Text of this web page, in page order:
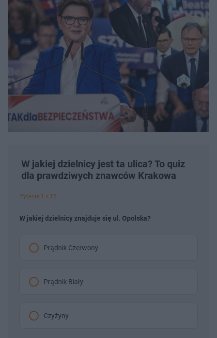
W jakiej dzielnicy jest ta ulica? To quiz
dla prawdziwych znawców Krakowa
Pytanie 1 z 15
W jakiej dzielnicy znajduje się ul. Opolska?
Prądnik Czerwony
Prądnik Biały
Czyżyny